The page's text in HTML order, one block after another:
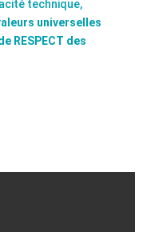
technique,
universelles
RESPECT des